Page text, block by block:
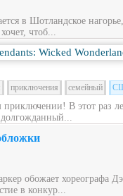
в Шотландское
чтоб...
приключения семейный
В этот раз
обожает хореографа
в конкур...